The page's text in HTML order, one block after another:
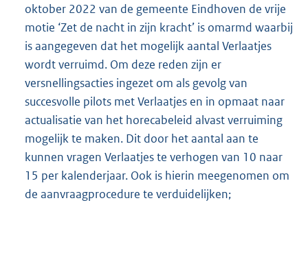
oktober 2022 van de gemeente Eindhoven de vrije
motie ‘Zet de nacht in zijn kracht’ is omarmd waarbij
is aangegeven dat het mogelijk aantal Verlaatjes
wordt verruimd. Om deze reden zijn er
versnellingsacties ingezet om als gevolg van
succesvolle pilots met Verlaatjes en in opmaat naar
actualisatie van het horecabeleid alvast verruiming
mogelijk te maken. Dit door het aantal aan te
kunnen vragen Verlaatjes te verhogen van 10 naar
15 per kalenderjaar. Ook is hierin meegenomen om
de aanvraagprocedure te verduidelijken;